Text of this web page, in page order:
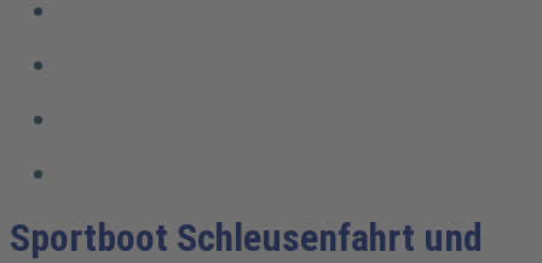
Sportboot Schleusenfahrt und